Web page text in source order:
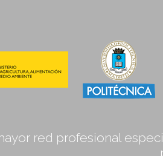
red profesional